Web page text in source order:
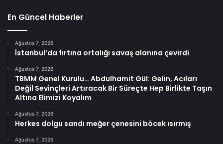
En Güncel Haberler
Ağustos 7, 2026
İstanbul’da fırtına ortalığı savaş alanına çevirdi
Ağustos 7, 2026
TBMM Genel Kurulu… Abdulhamit Gül: Gelin, Acıları
Değil Sevinçleri Artıracak Bir Süreçte Hep Birlikte Taşın
Altına Elimizi Koyalım
Ağustos 7, 2026
Herkes dolgu sandı meğer çenesini böcek ısırmış
Ağustos 7, 2026